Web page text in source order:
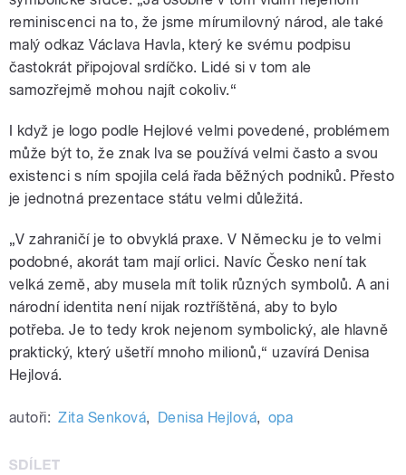
reminiscenci na to, že jsme mírumilovný národ, ale také
malý odkaz Václava Havla, který ke svému podpisu
častokrát připojoval srdíčko. Lidé si v tom ale
samozřejmě mohou najít cokoliv.“
I když je logo podle Hejlové velmi povedené, problémem
může být to, že znak lva se používá velmi často a svou
existenci s ním spojila celá řada běžných podniků. Přesto
je jednotná prezentace státu velmi důležitá.
„V zahraničí je to obvyklá praxe. V Německu je to velmi
podobné, akorát tam mají orlici. Navíc Česko není tak
velká země, aby musela mít tolik různých symbolů. A ani
národní identita není nijak roztříštěná, aby to bylo
potřeba. Je to tedy krok nejenom symbolický, ale hlavně
praktický, který ušetří mnoho milionů,“ uzavírá Denisa
Hejlová.
autoři: Zita Senková, Denisa Hejlová, opa